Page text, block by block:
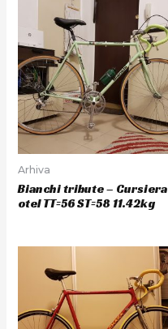
Arhiva
Bianchi tribute – Cursiera
otel TT=56 ST=58 11.42kg